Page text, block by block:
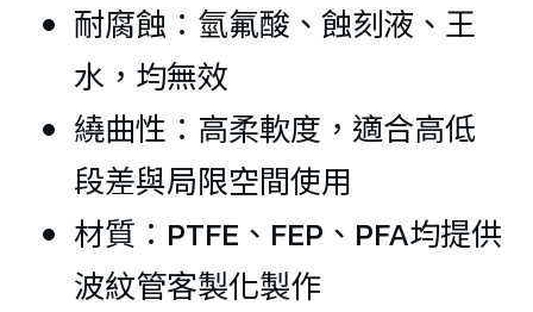
耐腐蝕：氫氟酸、蝕刻液、王
水，均無效
繞曲性：高柔軟度，適合高低
段差與局限空間使用
材質：PTFE、FEP、PFA均提供
波紋管客製化製作